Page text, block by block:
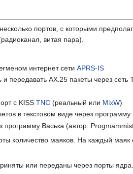
портов, с которыми
витая пара).
интернет сетиAPRS-IS
передавать AX.25 пакеты через сеть
с KISSTNC (реальный или MixW)
в текстовом виде через программу
Васька (автор:
количество маяков. На каждый маяк
или переданы через порты ядра.